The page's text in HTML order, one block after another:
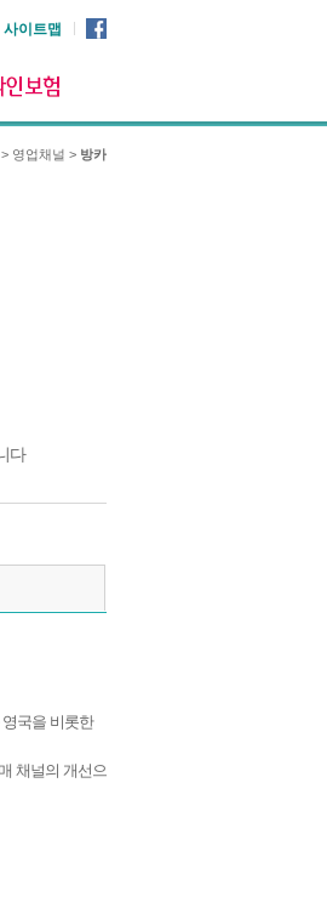
사이트맵
> 영업채널 > 방카
다
국을 비롯한
채널의 개선으